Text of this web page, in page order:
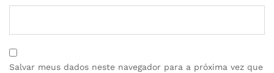
Salvar meus dados neste navegador para a próxima vez que